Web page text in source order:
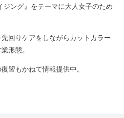
ング』をテーマに大人女子のため
回りケアをしながらカットカラー
形態。
習もかねて情報提供中。